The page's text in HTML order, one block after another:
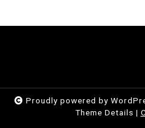
Proudly powered by
Theme Details |